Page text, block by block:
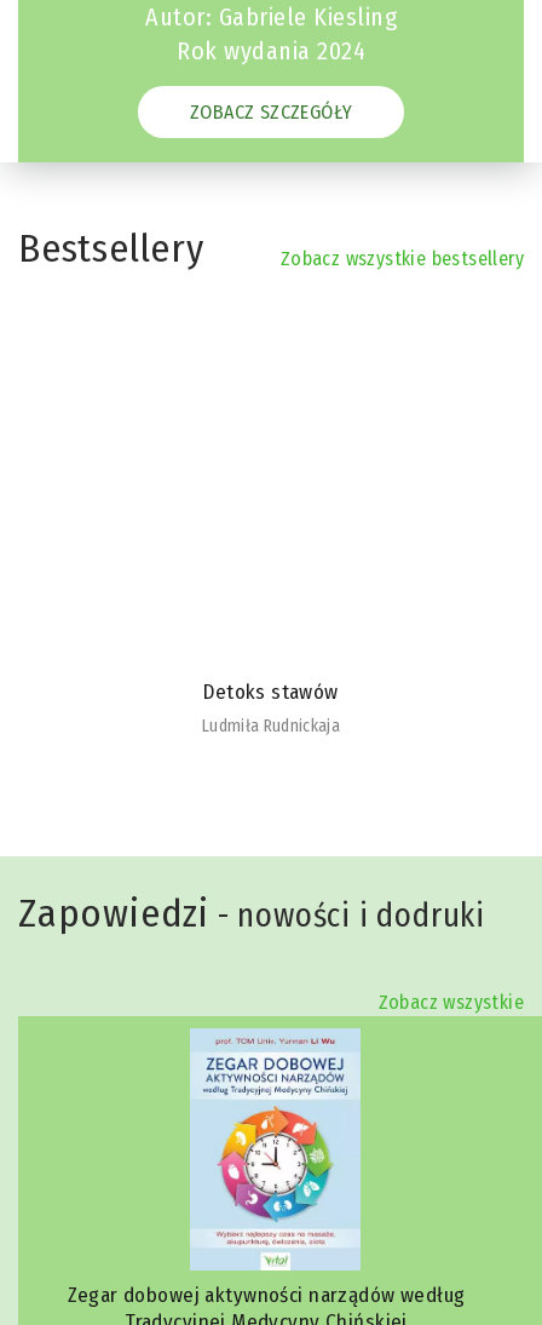
Autor: Gabriele Kiesling
Rok wydania 2024
ZOBACZ SZCZEGÓŁY
Bestsellery Zobacz wszystkie bestsellery
Detoks stawów
Ludmiła Rudnickaja
Zapowiedzi - nowości i dodruki
Zobacz wszystkie
Zegar dobowej aktywności narządów według